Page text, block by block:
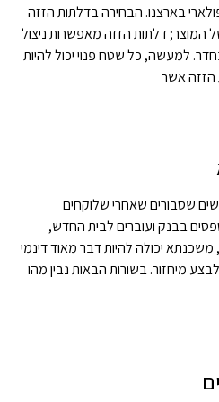
בארצנו. הבחירה בדלתות הזזה
המוצר; דלתות הזזה מאפשרות ניצול
למעשה, כל שטח פנוי יכול להיות
הזזה אשר
שסבורים שאחרי שלוקחים
בבנק ועוברים לבית החדש,
יכולה להיות דבר מאוד דינמי
מיחזור. בשורות הבאות נבין מהו